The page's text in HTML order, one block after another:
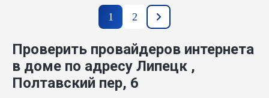
1 2
Проверить провайдеров интернета
в доме по адресу Липецк ,
Полтавский пер, 6